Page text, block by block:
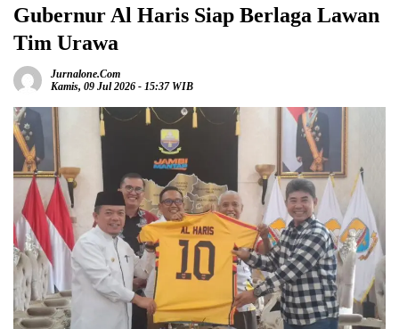
Gubernur Al Haris Siap Berlaga Lawan
Tim Urawa
Jurnalone.com
Kamis, 09 Jul 2026 - 15:37 WIB